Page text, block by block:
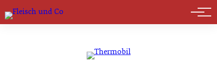
Marktführer